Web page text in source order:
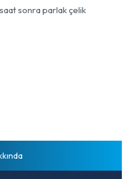
sonra parlak çelik